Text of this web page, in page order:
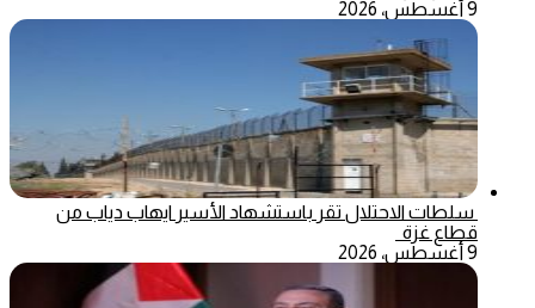
9 أغسطس، 2026
سلطات الاحتلال تقر باستشهاد الأسير ايهاب دياب من
قطاع غزة
9 أغسطس، 2026